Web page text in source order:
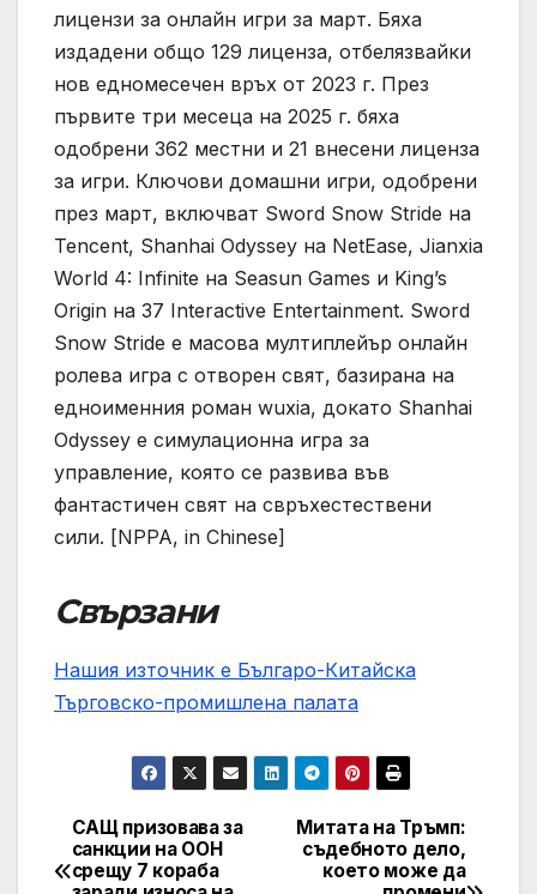
лицензи за онлайн игри за март. Бяха
издадени общо 129 лиценза, отбелязвайки
нов едномесечен връх от 2023 г. През
първите три месеца на 2025 г. бяха
одобрени 362 местни и 21 внесени лиценза
за игри. Ключови домашни игри, одобрени
през март, включват Sword Snow Stride на
Tencent, Shanhai Odyssey на NetEase, Jianxia
World 4: Infinite на Seasun Games и King’s
Origin на 37 Interactive Entertainment. Sword
Snow Stride е масова мултиплейър онлайн
ролева игра с отворен свят, базирана на
едноименния роман wuxia, докато Shanhai
Odyssey е симулационна игра за
управление, която се развива във
фантастичен свят на свръхестествени
сили. [NPPA, in Chinese]
Свързани
Нашия източник е Българо-Китайска
Търговско-промишлена палaта
Post
Митата на Тръмп:
съдебното дело,
което може да
САЩ призовава за
санкции на ООН
срещу 7 кораба